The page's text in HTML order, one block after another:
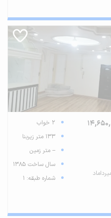
2 خواب
133 متر زیربنا
-- متر زمین
سال ساخت 1385
شماره طبقه: 1